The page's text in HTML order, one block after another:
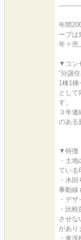
年間
ープは
年々売
▼コン
”分譲
1棟1
として
す。
３年
のある
▼特徴
・土
ている
・水
事動線
・デ
・比
させな
があり
・食